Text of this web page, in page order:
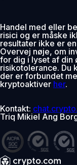
Handel med eller
risici og er måske
resultater ikke er
Overvej nøje, om
for dig i lyset af din
risikotolerance. Du
der er forbundet
kryptoaktiver her.
Kontakt:
Triq Mikiel Ang